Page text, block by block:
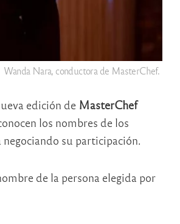
Wanda Nara, conductora de MasterChef.
edición deMasterChef
los nombres de los
su participación.
de la persona elegida por